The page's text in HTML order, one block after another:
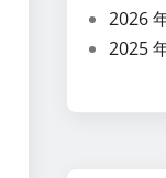
2026
2025